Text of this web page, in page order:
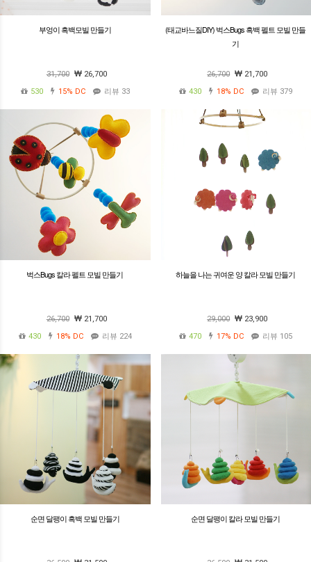
부엉이 흑백모빌 만들기
31,700
26,700
530
15% DC 리뷰 33
(태교바느질DIY) 벅스Bugs 흑백 펠트 모빌 만들
기
26,700
21,700
430
18% DC 리뷰 379
벅스Bugs 칼라 펠트 모빌 만들기
26,700
21,700
430
18% DC 리뷰 224
하늘을 나는 귀여운 양 칼라 모빌 만들기
29,000
23,900
470
17% DC 리뷰 105
순면 달팽이 흑백 모빌 만들기 순면 달팽이 칼라 모빌 만들기